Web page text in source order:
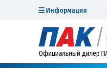
Информация
Официальный дилер